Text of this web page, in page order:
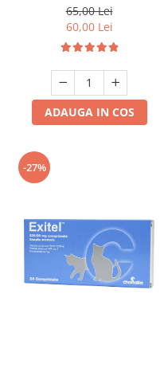
65,00 Lei
60,00 Lei
ADAUGA IN COS
-27%